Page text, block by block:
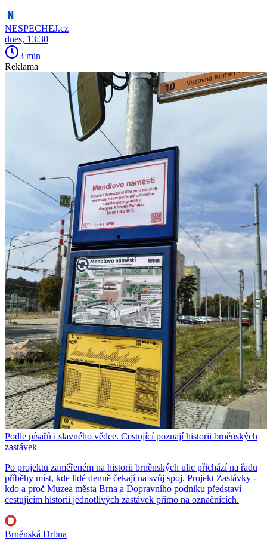
NESPECHEJ.cz
dnes, 13:30
3 min
Reklama
Podle písařů i slavného vědce. Cestující poznají historii brněnských
zastávek
Po projektu zaměřeném na historii brněnských ulic přichází na řadu
příběhy míst, kde lidé denně čekají na svůj spoj. Projekt Zastávky -
kdo a proč Muzea města Brna a Dopravního podniku představí
cestujícím historii jednotlivých zastávek přímo na označnících.
Brněnská Drbna